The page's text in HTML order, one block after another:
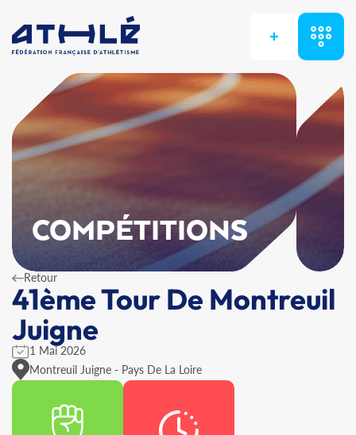
+
COMPÉTITIONS
Retour
41ème Tour De Montreuil
Juigne
1 Mai 2026
Montreuil Juigne - Pays De La Loire